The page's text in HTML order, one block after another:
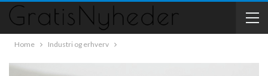
Home Industri og erhverv